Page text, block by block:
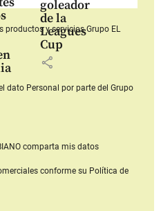
goleador
de la
Leagues
Cup
share
productos y serviciosGrupo EL
dato Personal por parte del Grupo
comparta mis datos
conforme su Política de